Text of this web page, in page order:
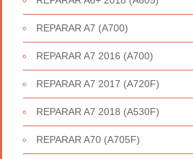
REPARAR A7 (A700)
REPARAR A7 2016 (A700)
REPARAR A7 2017 (A720F)
REPARAR A7 2018 (A530F)
REPARAR A70 (A705F)